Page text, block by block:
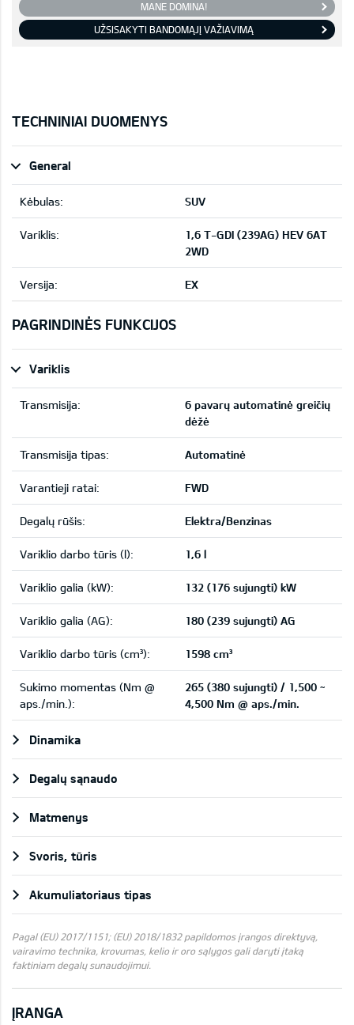
MANE DOMINA!
UŽSISAKYTI BANDOMĄJĮ VAŽIAVIMĄ
TECHNINIAI DUOMENYS
General
Kėbulas: SUV
Variklis:
1,6 T-GDI (239AG) HEV 6AT
2WD
Versija: EX
PAGRINDINĖS FUNKCIJOS
Variklis
Transmisija:
6 pavarų automatinė greičių
dėžė
Transmisija tipas: Automatinė
Varantieji ratai: FWD
Degalų rūšis: Elektra/Benzinas
Variklio darbo tūris (l): 1,6 l
Variklio galia (kW): 132 (176 sujungti) kW
Variklio galia (AG): 180 (239 sujungti) AG
Variklio darbo tūris (cm³): 1598 cm³
Sukimo momentas (Nm @
aps./min.):
265 (380 sujungti) / 1,500 ~
4,500 Nm @ aps./min.
Dinamika
Degalų sąnaudo
Matmenys
Svoris, tūris
Akumuliatoriaus tipas
Pagal (EU) 2017/1151; (EU) 2018/1832 papildomos įrangos direktyvą,
vairavimo technika, krovumas, kelio ir oro sąlygos gali daryti įtaką
faktiniam degalų sunaudojimui.
ĮRANGA